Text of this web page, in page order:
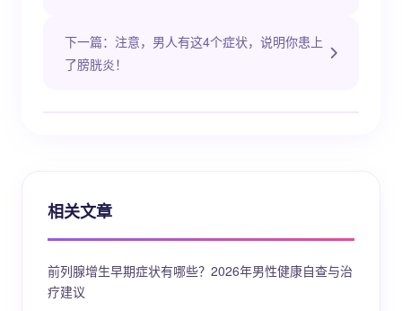
下一篇：注意，男人有这4个症状，说明你患上
了膀胱炎！
相关文章
前列腺增生早期症状有哪些？2026年男性健康自查与治
疗建议